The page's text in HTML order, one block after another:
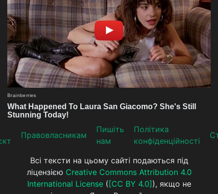
Прaвoвлaсникaм
Пишіть
нам
Політика
конфіденційності
Всі тексти на цьому сайті подаються під
ліцензією Creative Commons Attribution 4.0
International License( [CC BY 4.0] ), якщо не